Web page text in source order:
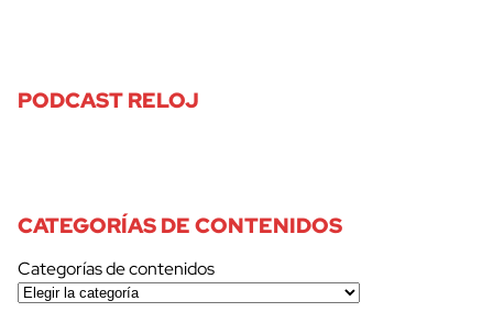
PODCAST RELOJ
CATEGORÍAS DE CONTENIDOS
Categorías de contenidos